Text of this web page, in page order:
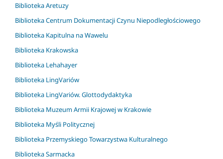
Biblioteka Aretuzy
Biblioteka Centrum Dokumentacji Czynu Niepodległościowego
Biblioteka Kapitulna na Wawelu
Biblioteka Krakowska
Biblioteka Lehahayer
Biblioteka LingVariów
Biblioteka LingVariów. Glottodydaktyka
Biblioteka Muzeum Armii Krajowej w Krakowie
Biblioteka Myśli Politycznej
Biblioteka Przemyskiego Towarzystwa Kulturalnego
Biblioteka Sarmacka